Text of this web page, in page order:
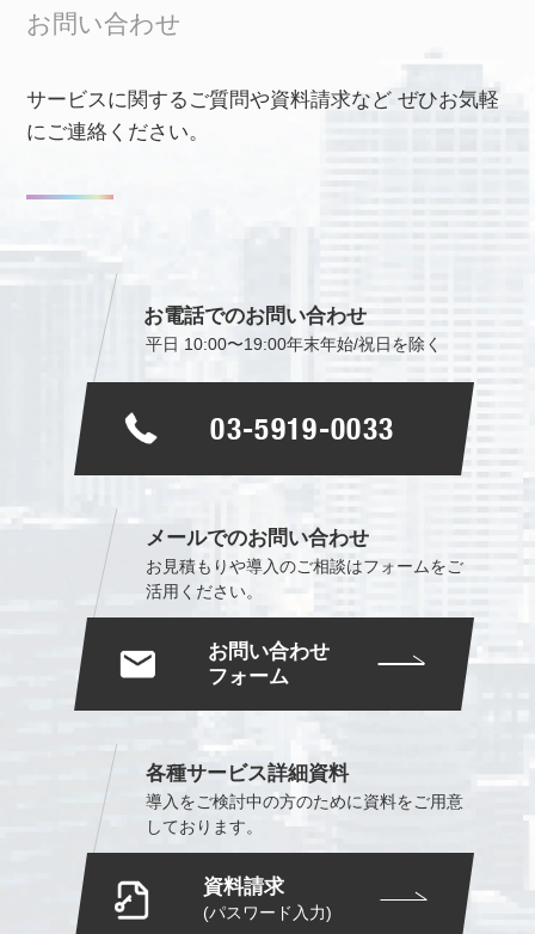
お問い合わせ
サービスに関するご質問や資料請求などぜひお気軽
にご連絡ください。
お電話でのお問い合わせ
平日 10:00〜19:00年末年始/祝日を除く
03-5919-0033
メールでのお問い合わせ
お見積もりや導入のご相談はフォームをご
活用ください。
お問い合わせ
フォーム
各種サービス詳細資料
導入をご検討中の方のために資料をご用意
しております。
資料請求
(パスワード入力)